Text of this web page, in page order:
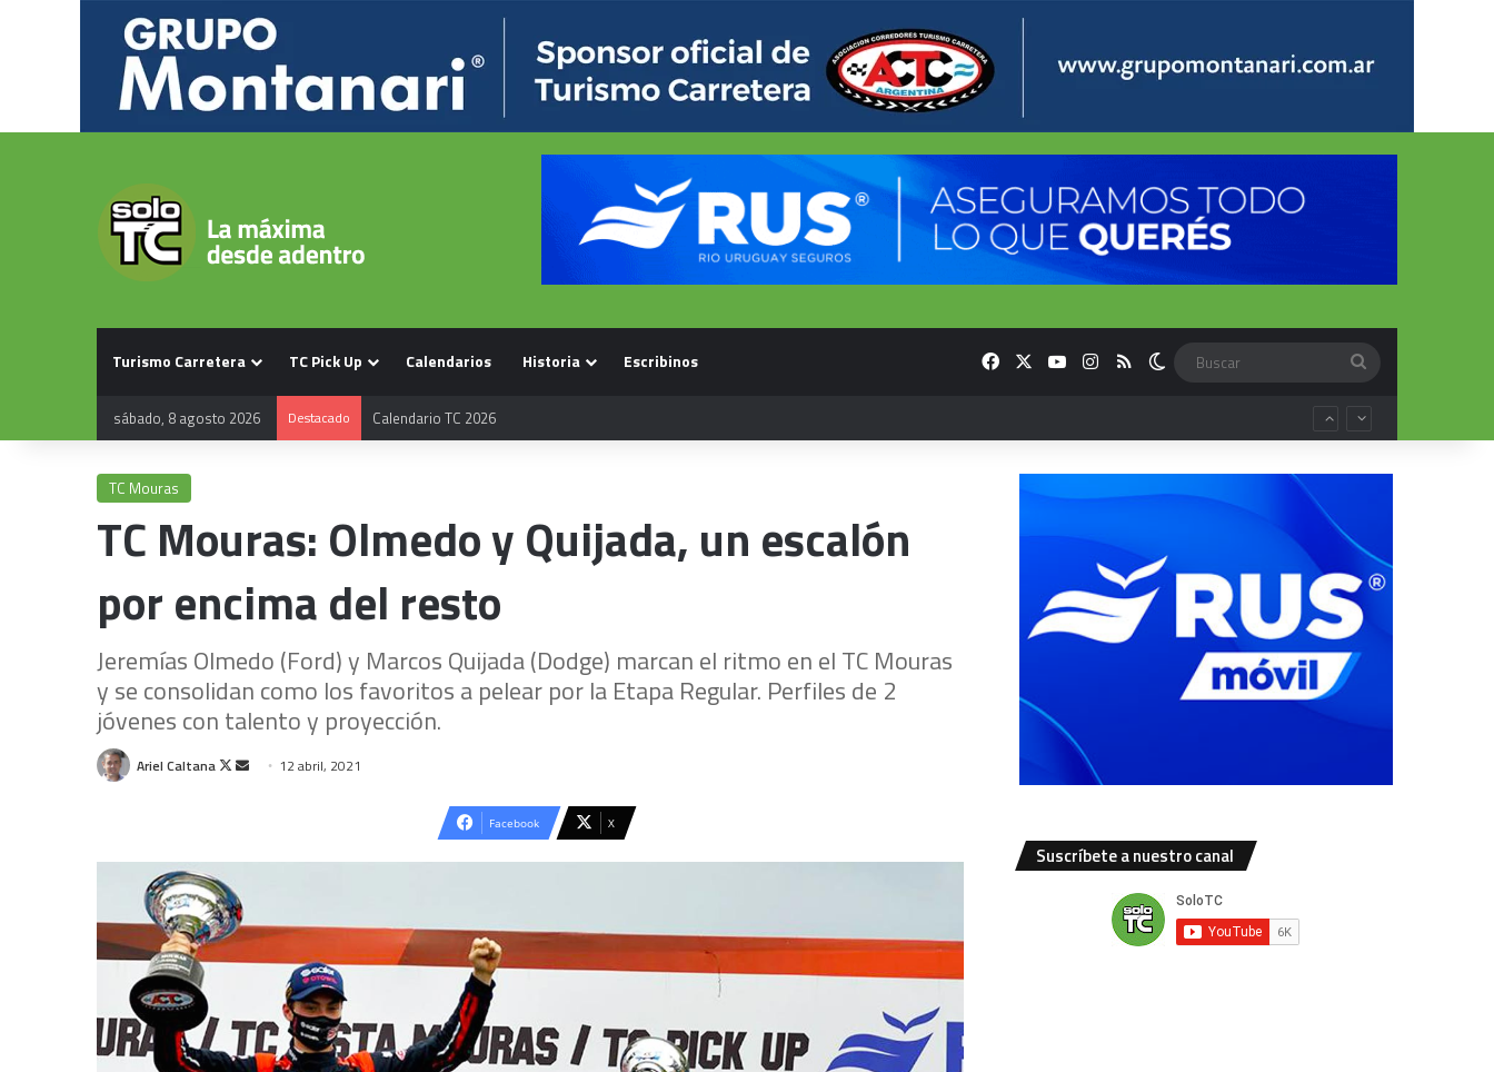
Turismo Carretera TC Pick Up Calendarios Historia Escribinos FacebookYouTubeInstagram
RSS Switch skin
sábado, 8 agosto 2026 Destacado
TC Mouras
TC Mouras: Olmedo y Quijada, un escalón
por encima del resto
Jeremías Olmedo (Ford) y Marcos Quijada (Dodge) marcan el ritmo en el TC Mouras
y se consolidan como los favoritos a pelear por la Etapa Regular. Perfiles de 2
jóvenes con talento y proyección.
Ariel Caltana
Follow
Send 12 abril, 2021
Facebook X
Suscríbete a nuestro canal